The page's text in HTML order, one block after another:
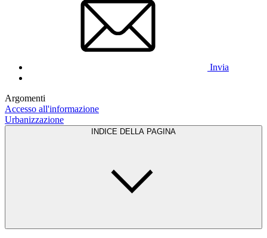
Invia
Argomenti
Accesso all'informazione
Urbanizzazione
INDICE DELLA PAGINA